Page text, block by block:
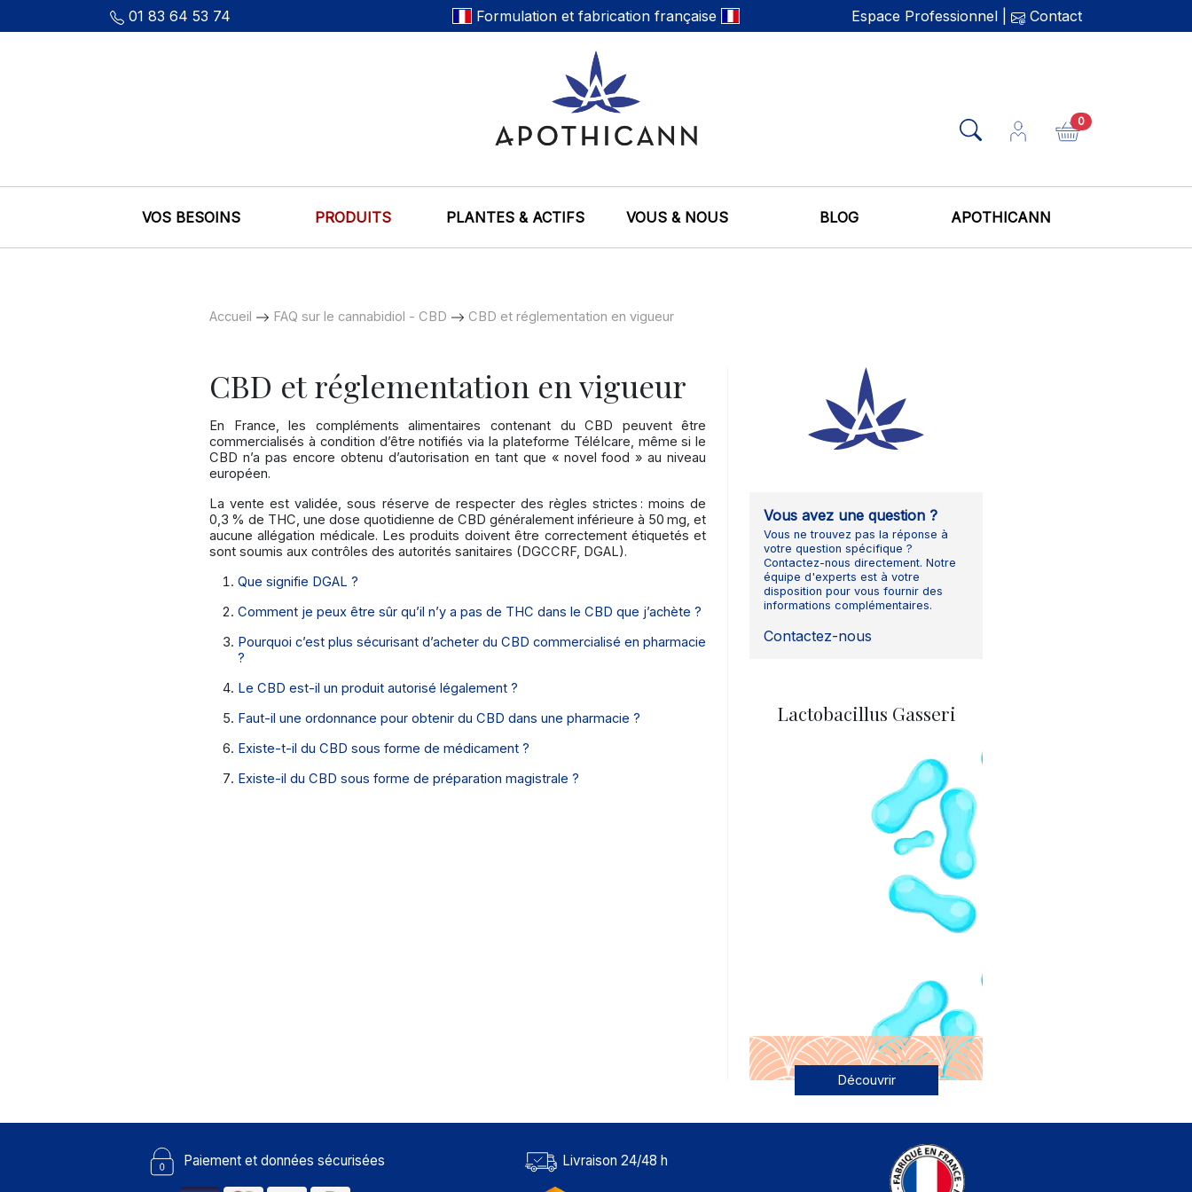
01 83 64 53 74 Formulation et fabrication française Espace Professionnel Contact
0
VOS BESOINS PRODUITS PLANTES & ACTIFS VOUS & NOUS BLOG APOTHICANN
Accueil FAQ sur le cannabidiol - CBD CBD et réglementation en vigueur
CBD et réglementation en vigueur
En France, les compléments alimentaires contenant du CBD peuvent être
commercialisés à condition d’être notifiés via la plateforme TéléIcare, même si le
CBD n’a pas encore obtenu d’autorisation en tant que « novel food » au niveau
européen.
La vente est validée, sous réserve de respecter des règles strictes : moins de
0,3 % de THC, une dose quotidienne de CBD généralement inférieure à 50 mg, et
aucune allégation médicale. Les produits doivent être correctement étiquetés et
sont soumis aux contrôles des autorités sanitaires (DGCCRF, DGAL).
Que signifie DGAL ?
Comment je peux être sûr qu’il n’y a pas de THC dans le CBD que j’achète ?
Pourquoi c’est plus sécurisant d’acheter du CBD commercialisé en pharmacie
?
Le CBD est-il un produit autorisé légalement ?
Faut-il une ordonnance pour obtenir du CBD dans une pharmacie ?
Existe-t-il du CBD sous forme de médicament ?
Existe-il du CBD sous forme de préparation magistrale ?
Vous avez une question ?
Vous ne trouvez pas la réponse à
votre question spécifique ?
Contactez-nous directement. Notre
équipe d'experts est à votre
disposition pour vous fournir des
informations complémentaires.
Contactez-nous
Lactobacillus Gasseri
Découvrir
Paiement et données sécurisées Livraison 24/48 h